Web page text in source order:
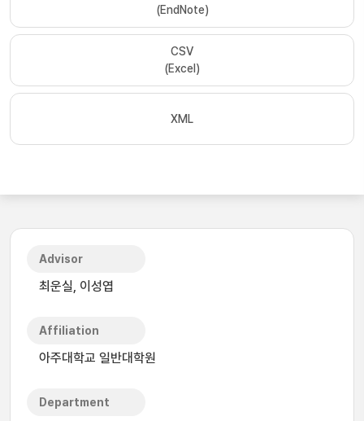
(EndNote)
CSV
(Excel)
XML
Advisor
최운실, 이성엽
Affiliation
아주대학교 일반대학원
Department